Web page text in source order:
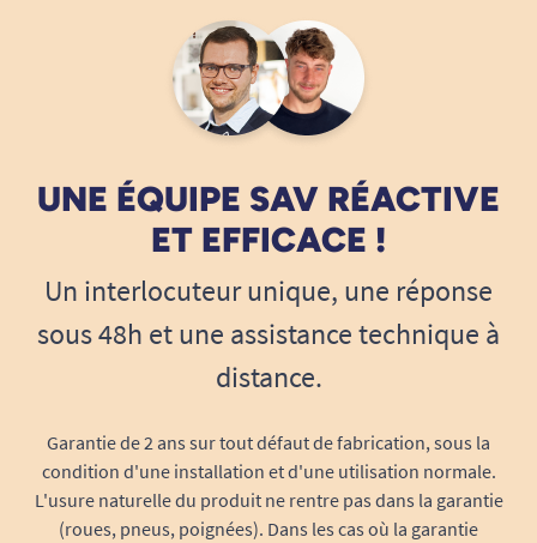
UNE ÉQUIPE SAV RÉACTIVE
ET EFFICACE !
Un interlocuteur unique, une réponse
sous 48h et une assistance technique à
distance.
Garantie de 2 ans sur tout défaut de fabrication, sous la
condition d'une installation et d'une utilisation normale.
L'usure naturelle du produit ne rentre pas dans la garantie
(roues, pneus, poignées). Dans les cas où la garantie